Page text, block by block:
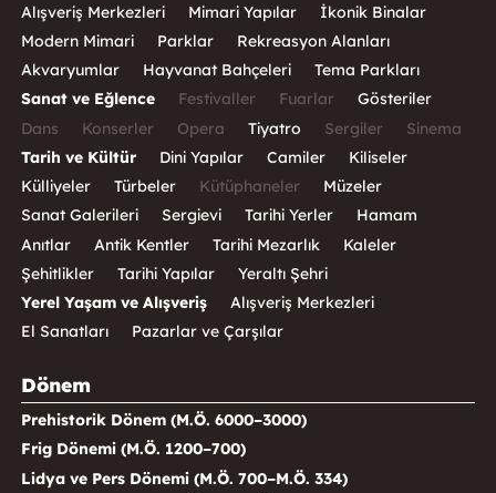
Alışveriş Merkezleri
Mimari Yapılar
İkonik Binalar
Modern Mimari
Parklar
Rekreasyon Alanları
Akvaryumlar
Hayvanat Bahçeleri
Tema Parkları
Sanat ve Eğlence
Festivaller Fuarlar
Gösteriler
Dans
Konserler Opera Tiyatro Sergiler
Sinema
Tarih ve Kültür
Dini Yapılar Camiler
Kiliseler
Külliyeler
Türbeler Kütüphaneler
Müzeler
Sanat Galerileri
Sergievi Tarihi Yerler
Hamam
Anıtlar
Antik Kentler Tarihi Mezarlık
Kaleler
Şehitlikler
Tarihi Yapılar
Yeraltı Şehri
Yerel Yaşam ve Alışveriş
Alışveriş Merkezleri
El Sanatları
Pazarlar ve Çarşılar
Dönem
Prehistorik Dönem (M.Ö. 6000–3000)
Frig Dönemi (M.Ö. 1200–700)
Lidya ve Pers Dönemi (M.Ö. 700–M.Ö. 334)